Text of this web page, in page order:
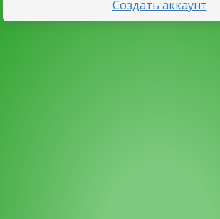
Создать аккаунт